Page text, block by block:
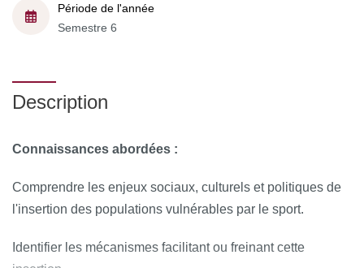
Période de l'année
Semestre 6
Description
Connaissances abordées :
Comprendre les enjeux sociaux, culturels et politiques de
l'insertion des populations vulnérables par le sport.
Identifier les mécanismes facilitant ou freinant cette